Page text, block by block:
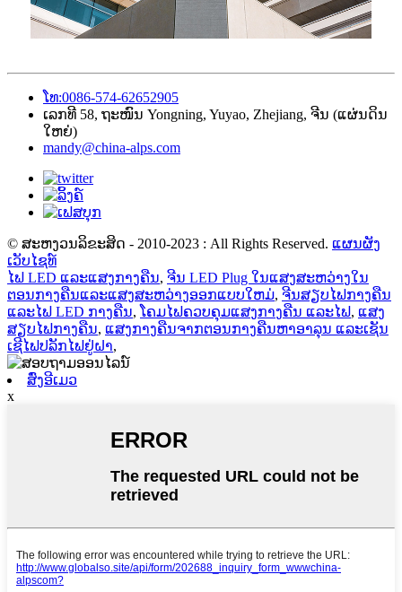
ໂທ:0086-574-62652905
ເລກທີ 58, ຖະໜົນ Yongning, Yuyao, Zhejiang, ຈີນ (ແຜ່ນດິນ
ໃຫຍ່)
mandy@china-alps.com
© ສະຫງວນລິຂະສິດ - 2010-2023 : All Rights Reserved. ແຜນຜັງ
ເວັບໄຊທ໌
ໄຟ LED ແລະແສງກາງຄືນ, ຈີນ LED Plug ໃນແສງສະຫວ່າງໃນ
ຕອນກາງຄືນແລະແສງສະຫວ່າງອອກແບບໃຫມ່, ຈີນສຽບໄຟກາງຄືນ
ແລະໄຟ LED ກາງຄືນ, ໂຄມໄຟຄວບຄຸມແສງກາງຄືນ ແລະໄຟ, ແສງ
ສຽບໄຟກາງຄືນ, ແສງກາງຄືນຈາກຕອນກາງຄືນຫາອາລຸນ ແລະເຊັນ
ເຊີໄຟປລັກໄຟຢູ່ຝາ,
ສົ່ງອີເມວ
x